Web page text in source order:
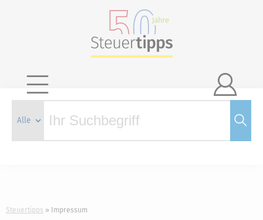

Steuertipps Impressum